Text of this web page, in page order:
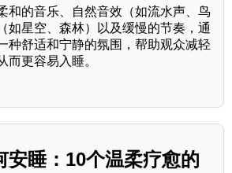
和的音乐、自然音效（如流水声、鸟
如星空、森林）以及缓慢的节奏，通
种舒适和宁静的氛围，帮助观众减轻
而更容易入睡。
安睡：10个温柔疗愈的